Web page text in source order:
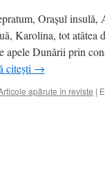
Oraşul
Karolina, tot atâtea
apele Dunării prin
citești →
apărute în reviste |